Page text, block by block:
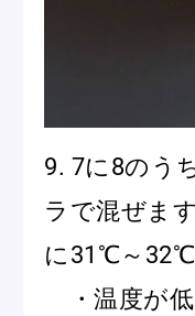
9. 7に8のう
ラで混ぜま
に31℃～
・温度が